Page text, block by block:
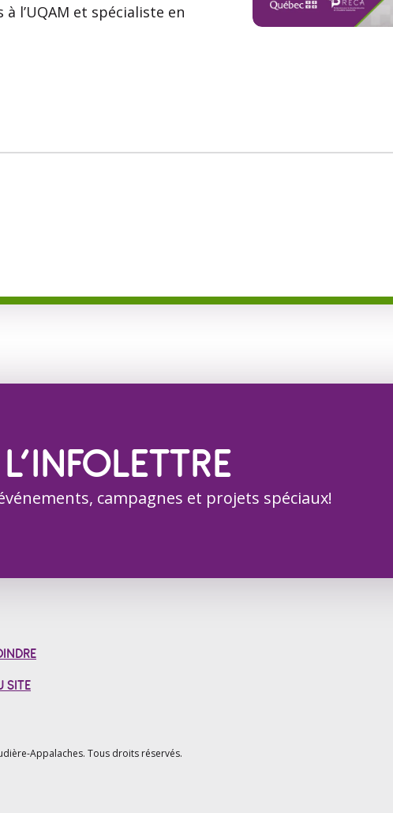
l’UQAM et spécialiste en
campagnes et projets spéciaux!
SITE
Appalaches. Tous droits réservés.